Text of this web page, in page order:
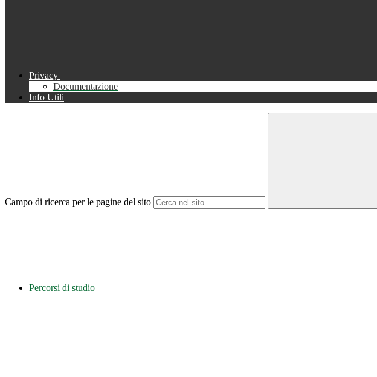
Privacy
Documentazione
Info Utili
Campo di ricerca per le pagine del sito
Percorsi di studio